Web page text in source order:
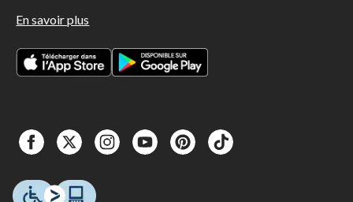
En savoir plus